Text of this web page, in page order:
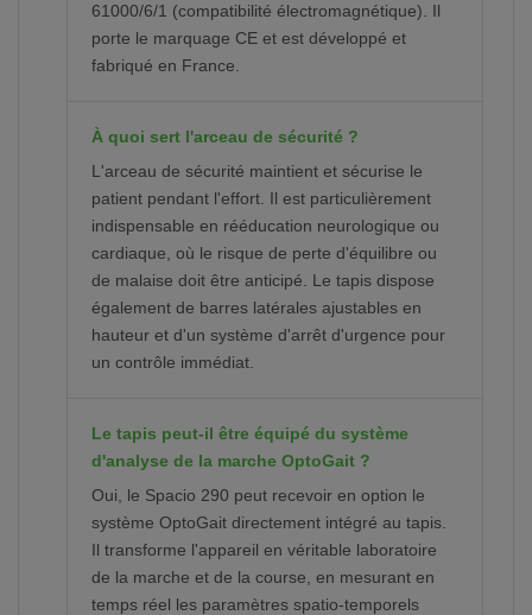
61000/6/1 (compatibilité électromagnétique). Il
porte le marquage CE et est développé et
fabriqué en France.
À quoi sert l'arceau de sécurité ?
L'arceau de sécurité maintient et sécurise le
patient pendant l'effort. Il est particulièrement
indispensable en rééducation neurologique ou
cardiaque, où le risque de perte d'équilibre ou
de malaise doit être anticipé. Le tapis dispose
également de barres latérales ajustables en
hauteur et d'un système d'arrêt d'urgence pour
un contrôle immédiat.
Le tapis peut-il être équipé du système
d'analyse de la marche OptoGait ?
Oui, le Spacio 290 peut recevoir en option le
système OptoGait directement intégré au tapis.
Il transforme l'appareil en véritable laboratoire
de la marche et de la course, en mesurant en
temps réel les paramètres spatio-temporels